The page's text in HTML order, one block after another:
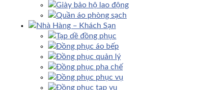
Giày bảo hộ lao động
Quần áo phòng sạch
Nhà Hàng – Khách Sạn
Tạp dề đồng phục
Đồng phục áo bếp
Đồng phục quản lý
Đồng phục pha chế
Đồng phục phục vụ
Đồng phục tạp vụ